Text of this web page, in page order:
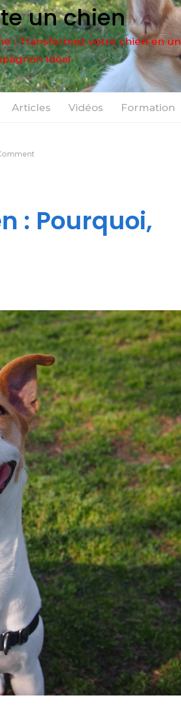
un chien
: Transformez votre chien en un
idéal
Articles Vidéos Formation
: Pourquoi,